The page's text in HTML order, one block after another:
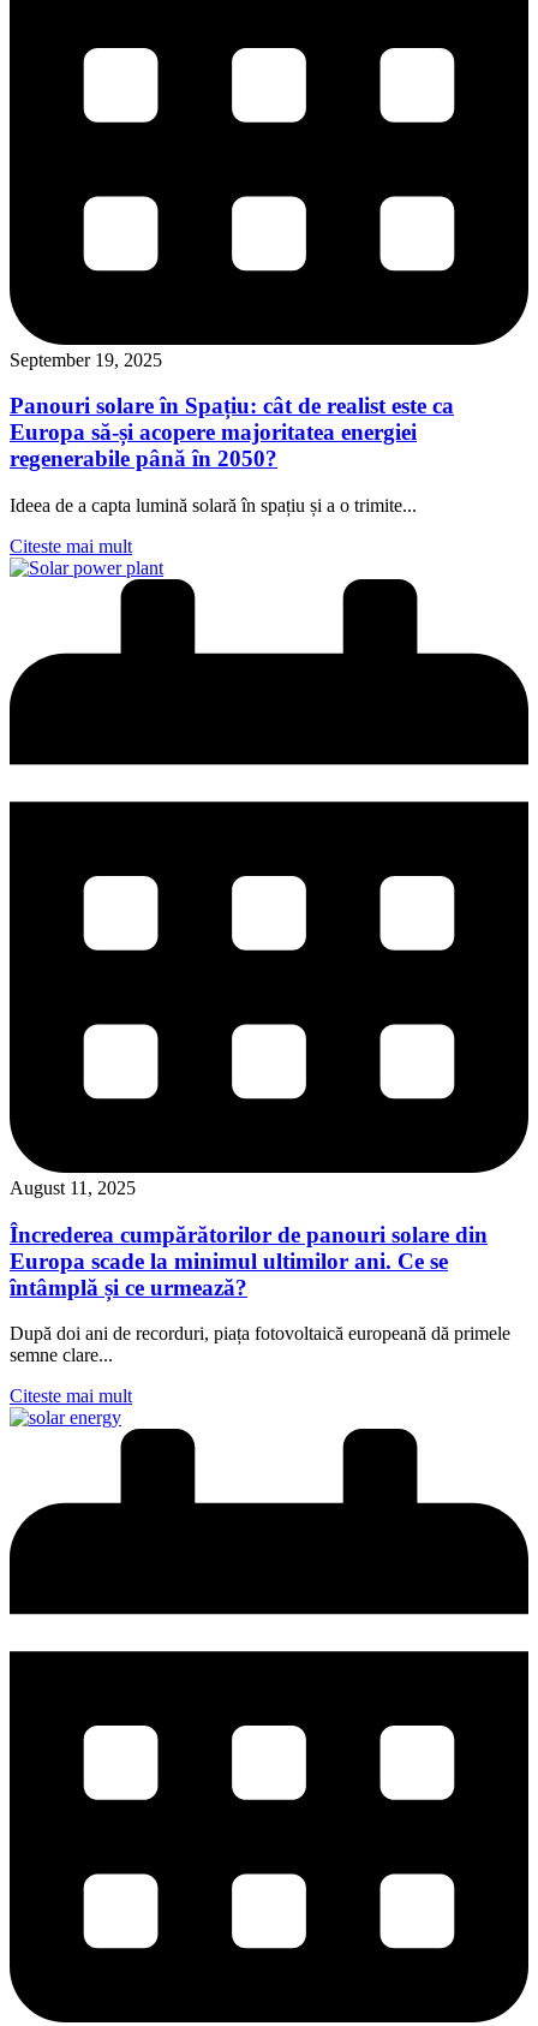
September 19, 2025
Panouri solare în Spațiu: cât de realist este ca
Europa să-și acopere majoritatea energiei
regenerabile până în 2050?
Ideea de a capta lumină solară în spațiu și a o trimite...
Citeste mai mult
August 11, 2025
Încrederea cumpărătorilor de panouri solare din
Europa scade la minimul ultimilor ani. Ce se
întâmplă și ce urmează?
După doi ani de recorduri, piața fotovoltaică europeană dă primele
semne clare...
Citeste mai mult